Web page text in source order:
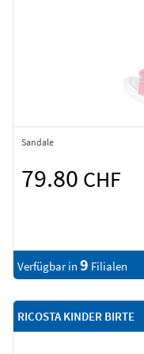
Sandale
79.80 CHF
Verfügbar in 9 Filialen
RICOSTA KINDER BIRTE